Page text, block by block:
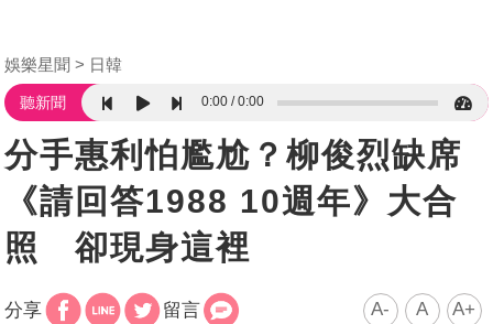
娛樂星聞 日韓
聽新聞 0:00 0:00
分手惠利怕尷尬？柳俊烈缺席
《請回答1988 10週年》大合
照 卻現身這裡
分享 留言 A- A A+